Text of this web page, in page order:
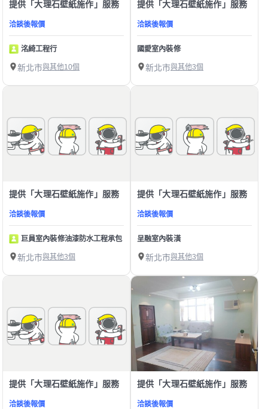
提供「大理石壁紙施作」服務
洽談後報價
洺綺工程行
新北市與其他10個
提供「大理石壁紙施作」服務
洽談後報價
國愛室內裝修
新北市與其他3個
提供「大理石壁紙施作」服務
洽談後報價
巨員室內裝修油漆防水工程承包
新北市與其他3個
提供「大理石壁紙施作」服務
洽談後報價
呈融室內裝潢
新北市與其他3個
提供「大理石壁紙施作」服務
洽談後報價
提供「大理石壁紙施作」服務
洽談後報價